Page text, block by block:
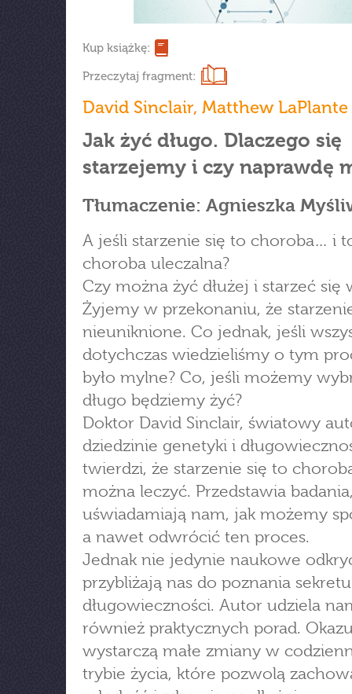
Kup książkę:
Przeczytaj fragment:
David Sinclair, Matthew LaPlante
Jak żyć długo. Dlaczego się
starzejemy i czy naprawdę
Tłumaczenie: Agnieszka
A jeśli starzenie się to choroba… i
choroba uleczalna?
Czy można żyć dłużej i starzeć się
Żyjemy w przekonaniu, że
nieuniknione. Co jednak, jeśli
dotychczas wiedzieliśmy o tym
było mylne? Co, jeśli możemy
długo będziemy żyć?
Doktor David Sinclair, światowy
dziedzinie genetyki i
twierdzi, że starzenie się to
można leczyć. Przedstawia
uświadamiają nam, jak możemy
a nawet odwrócić ten proces.
Jednak nie jedynie naukowe
przybliżają nas do poznania sekretu
długowieczności. Autor udziela
również praktycznych porad.
wystarczą małe zmiany w
trybie życia, które pozwolą